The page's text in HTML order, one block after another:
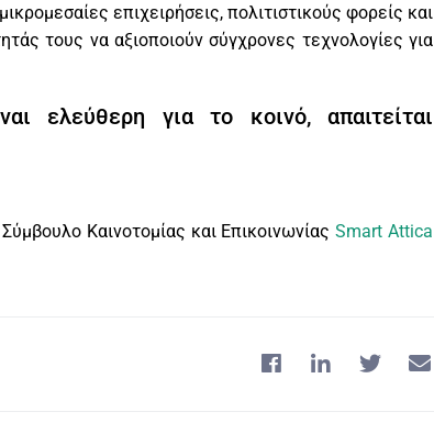
επιχειρήσεις, πολιτιστικούς φορείς και
τους να αξιοποιούν σύγχρονες τεχνολογίες για
ελεύθερη για το κοινό, απαιτείται
Καινοτομίας και ΕπικοινωνίαςSmart Attica